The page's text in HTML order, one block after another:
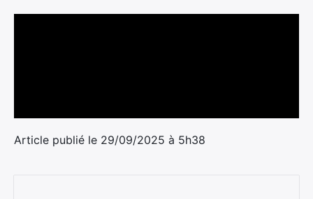
Article publié le 29/09/2025 à 5h38